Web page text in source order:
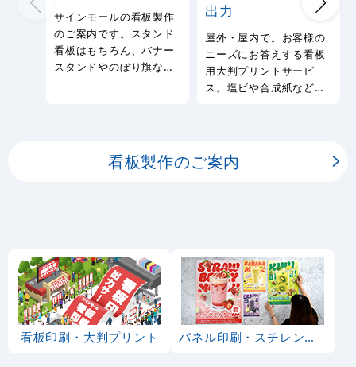
サインモールの看板製作
のご案内です。スタンド
看板はもちろん、バナー
スタンドやのぼり旗など
出力
屋外・屋内で。お客様の
ニーズにお答えする看板
用大判プリントサービ
ス。塩ビや合成紙など看
看板製作のご案内
看板印刷・大判プリント パネル印刷・スチレンボード